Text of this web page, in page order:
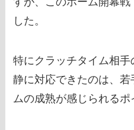
した。
特にクラッチタイム相
静に対応できたのは、
ムの成熟が感じられるポ